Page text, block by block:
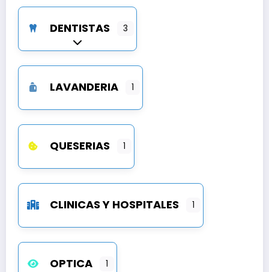
DENTISTAS 3
Expandir sub-categorías
LAVANDERIA 1
QUESERIAS 1
CLINICAS Y HOSPITALES 1
OPTICA 1